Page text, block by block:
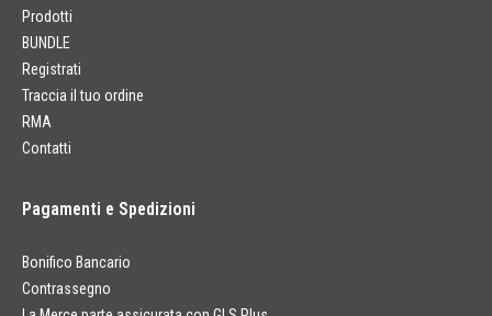
Prodotti
BUNDLE
Registrati
Traccia il tuo ordine
RMA
Contatti
Pagamenti e Spedizioni
Bonifico Bancario
Contrassegno